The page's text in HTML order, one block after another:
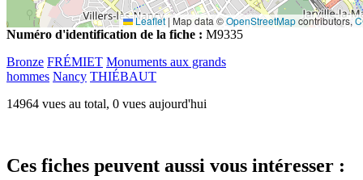
Leaflet | Map data ©OpenStreetMapcontributors,
Numéro d'identification de la fiche : M9335
Bronze FRÉMIET Monuments aux grands
hommes Nancy THIÉBAUT
14964 vues au total, 0 vues aujourd'hui
Ces fiches peuvent aussi vous intéresser :